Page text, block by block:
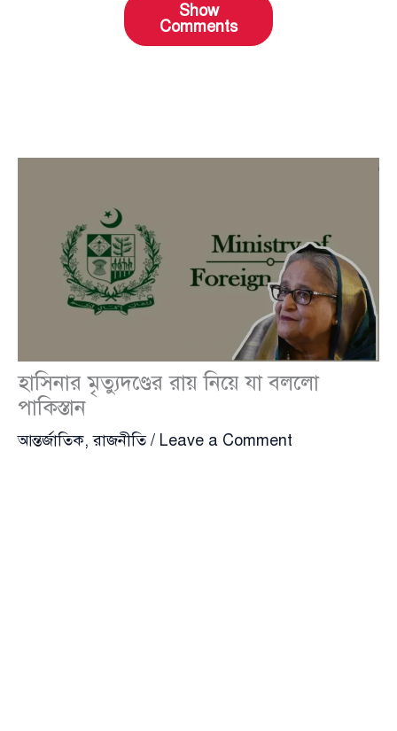
Show
Comments
হাসিনার মৃত্যুদণ্ডের রায় নিয়ে যা বললো
পাকিস্তান
আন্তর্জাতিক,রাজনীতি/ Leave a Comment